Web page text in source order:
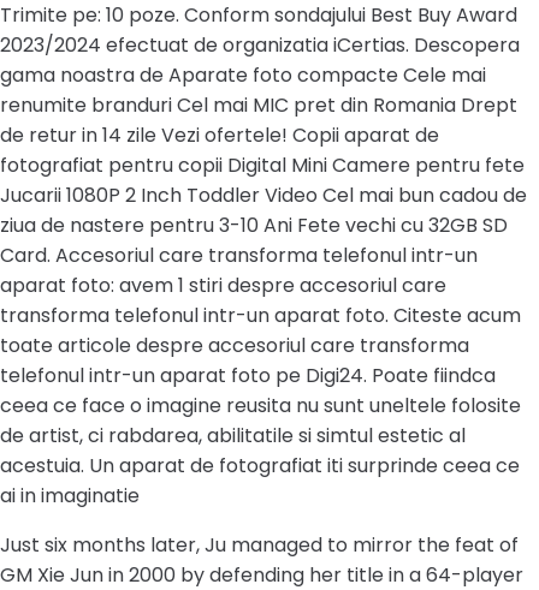
Trimite pe: 10 poze. Conform sondajului Best Buy Award
2023/2024 efectuat de organizatia iCertias. Descopera
gama noastra de Aparate foto compacte Cele mai
renumite branduri Cel mai MIC pret din Romania Drept
de retur in 14 zile Vezi ofertele! Copii aparat de
fotografiat pentru copii Digital Mini Camere pentru fete
Jucarii 1080P 2 Inch Toddler Video Cel mai bun cadou de
ziua de nastere pentru 3-10 Ani Fete vechi cu 32GB SD
Card. Accesoriul care transforma telefonul intr-un
aparat foto: avem 1 stiri despre accesoriul care
transforma telefonul intr-un aparat foto. Citeste acum
toate articole despre accesoriul care transforma
telefonul intr-un aparat foto pe Digi24. Poate fiindca
ceea ce face o imagine reusita nu sunt uneltele folosite
de artist, ci rabdarea, abilitatile si simtul estetic al
acestuia. Un aparat de fotografiat iti surprinde ceea ce
ai in imaginatie
Just six months later, Ju managed to mirror the feat of
GM Xie Jun in 2000 by defending her title in a 64-player